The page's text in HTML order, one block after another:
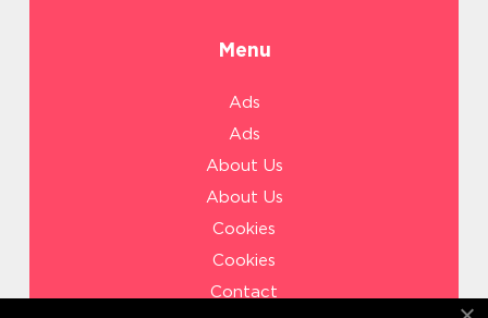
Menu
Ads
Ads
About Us
About Us
Cookies
Cookies
Contact